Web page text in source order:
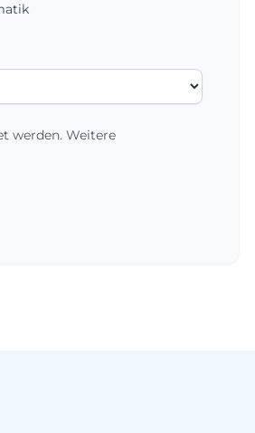
werden. Weitere